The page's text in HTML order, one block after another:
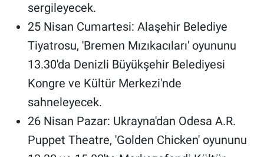
sergileyecek.
25 Nisan Cumartesi: Alaşehir Belediye
Tiyatrosu, 'Bremen Mızıkacıları' oyununu
13.30'da Denizli Büyükşehir Belediyesi
Kongre ve Kültür Merkezi'nde
sahneleyecek.
26 Nisan Pazar: Ukrayna'dan Odesa A.R.
Puppet Theatre, 'Golden Chicken' oyununu